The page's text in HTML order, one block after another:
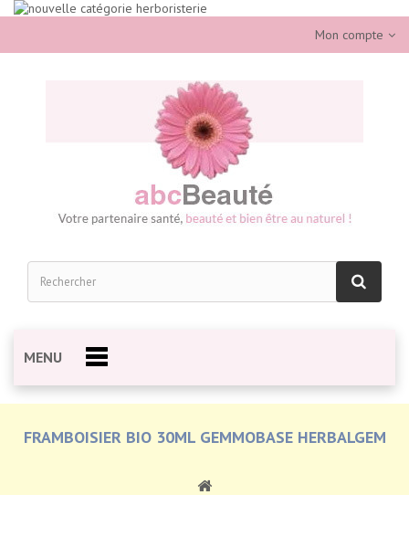
Mon compte
MENU
FRAMBOISIER BIO 30ML GEMMOBASE HERBALGEM